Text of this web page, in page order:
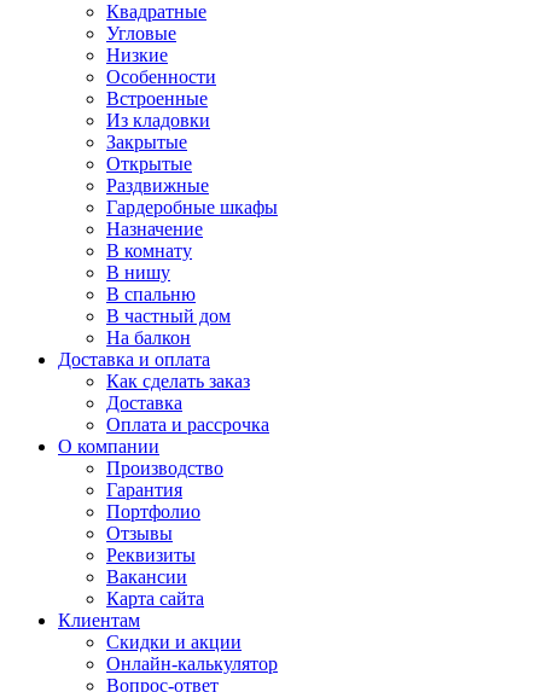
Квадратные
Угловые
Низкие
Особенности
Встроенные
Из кладовки
Закрытые
Открытые
Раздвижные
Гардеробные шкафы
Назначение
В комнату
В нишу
В спальню
В частный дом
На балкон
Доставка и оплата
Как сделать заказ
Доставка
Оплата и рассрочка
О компании
Производство
Гарантия
Портфолио
Отзывы
Реквизиты
Вакансии
Карта сайта
Клиентам
Скидки и акции
Онлайн-калькулятор
Вопрос-ответ